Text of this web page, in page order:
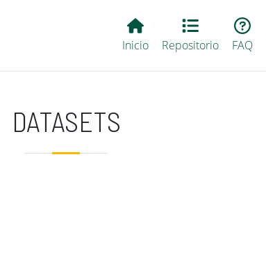
Main EvALL
Inicio Repositorio FAQ
DATASETS